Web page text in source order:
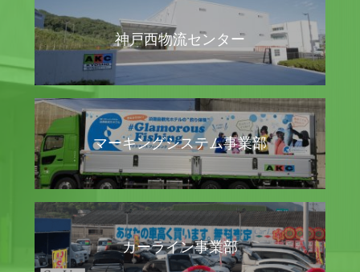
神戸西物流センター
マーキングシステム事業部
カーライン事業部